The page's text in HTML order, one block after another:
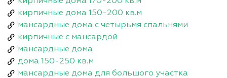
кирпичные дома 150-200 кв.м
мансардные дома с четырьмя спальнями
кирпичные с мансардой
мансардные дома
дома 150-250 кв.м
мансардные дома для большого участка